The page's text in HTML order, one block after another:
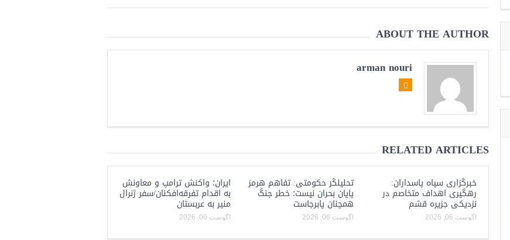
ABOUT THE AUTHOR
arman nouri
RELATED ARTICLES
خبرگزاری سپاه پاسداران:
رهگیری اهداف متخاصم در
نزدیکی جزیره قشم
آگوست 06, 2026
تحلیلگر حکومتی: تفاهم هرمز
پایان بحران نیست؛ خطر جنگ
همچنان پابرجاست
آگوست 06, 2026
ایران؛ واکنش ترامپ و معاونش
به اقدام تفرقه‌افکنان/سفر ژنرال
منیر به عربستان
آگوست 06, 2026